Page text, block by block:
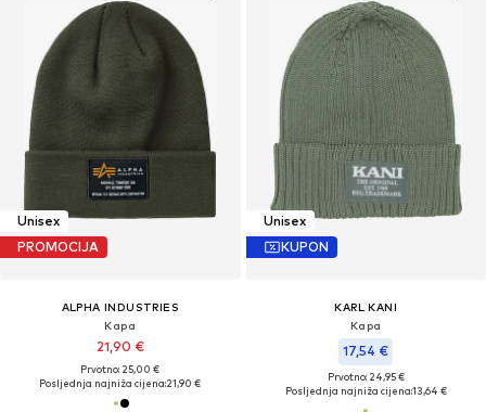
Unisex
PROMOCIJA
ALPHA INDUSTRIES
Kapa
21,90 €
Prvotno: 25,00 €
Posljednja najniža cijena:21,90 €
Unisex
KUPON
KARL KANI
Kapa
17,54 €
Prvotno: 24,95 €
Posljednja najniža cijena:13,64 €